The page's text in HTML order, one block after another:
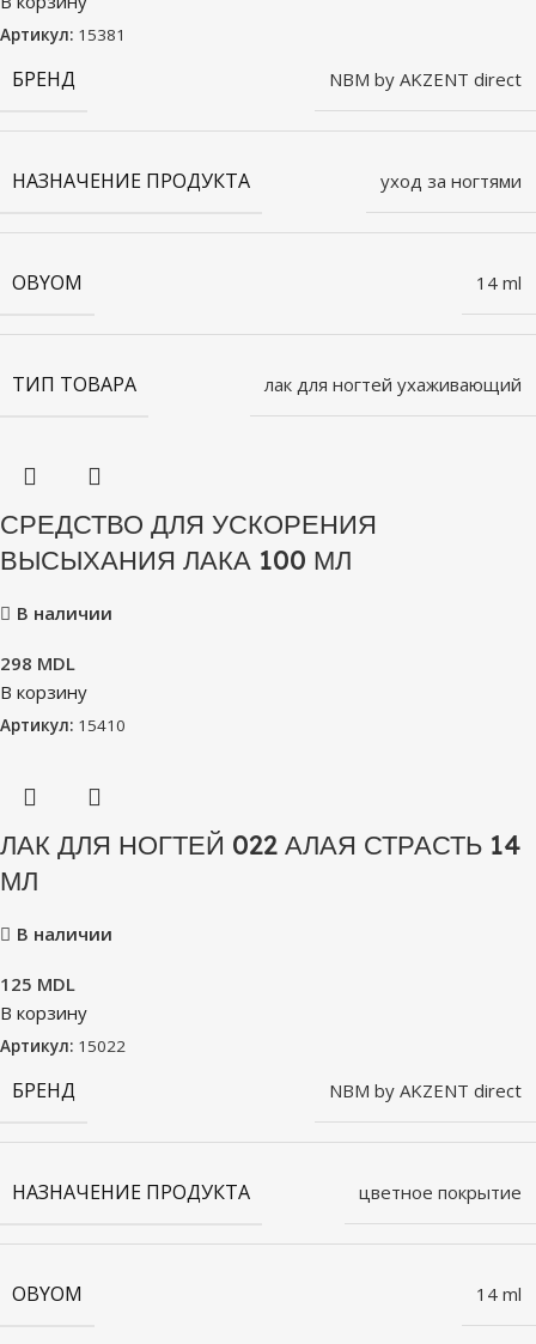
Артикул: 15381
БРЕНД NBM by AKZENT direct
НАЗНАЧЕНИЕ ПРОДУКТА уход за ногтями
OBYOM 14 ml
ТИП ТОВАРА лак для ногтей ухаживающий
СРЕДСТВО ДЛЯ УСКОРЕНИЯ
ВЫСЫХАНИЯ ЛАКА 100 МЛ
В наличии
298 MDL
В корзину
Артикул: 15410
ЛАК ДЛЯ НОГТЕЙ 022 АЛАЯ СТРАСТЬ 14
МЛ
В наличии
125 MDL
В корзину
Артикул: 15022
БРЕНД NBM by AKZENT direct
НАЗНАЧЕНИЕ ПРОДУКТА цветное покрытие
OBYOM 14 ml